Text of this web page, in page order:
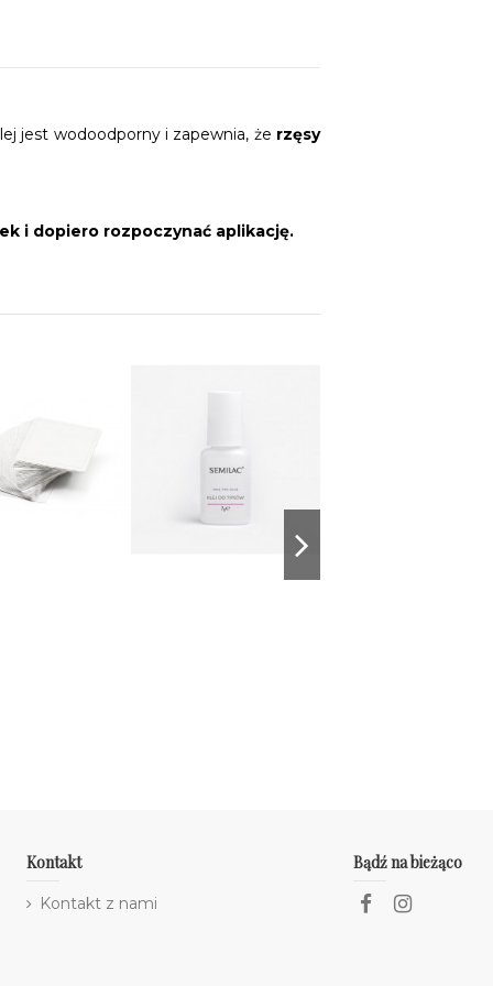
jest wodoodporny i zapewnia, że rzęsy
i dopiero rozpoczynać aplikację.
Kontakt
Kontakt z nami
Bądź na bieżąco